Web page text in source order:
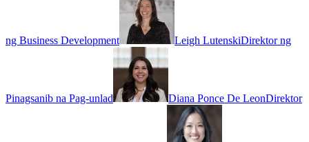
ng Business Development Leigh LutenskiDirektor ng
Pinagsanib na Pag-unlad Diana Ponce De LeonDirektor